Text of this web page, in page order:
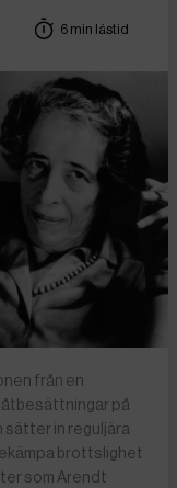
6 min lästid
från en
på
in reguljära
brottslighet
som Arendt